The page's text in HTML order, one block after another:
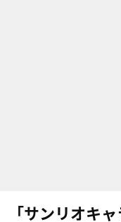
「サンリオキ